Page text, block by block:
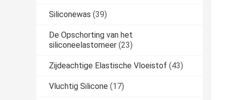
Siliconewas (39)
De Opschorting van het
siliconeelastomeer (23)
Zijdeachtige Elastische Vloeistof (43)
Vluchtig Silicone (17)